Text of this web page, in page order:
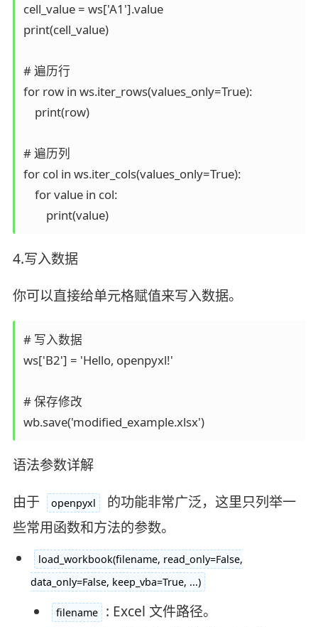
cell_value = ws['A1'].value
print(cell_value)
# 遍历行
for row in ws.iter_rows(values_only=True):
    print(row)
# 遍历列
for col in ws.iter_cols(values_only=True):
    for value in col:
        print(value)
4.写入数据
你可以直接给单元格赋值来写入数据。
# 写入数据
ws['B2'] = 'Hello, openpyxl!'
# 保存修改
wb.save('modified_example.xlsx')
语法参数详解
由于
openpyxl
的功能非常广泛，这里只列举一
些常用函数和方法的参数。
load_workbook(filename, read_only=False,
data_only=False, keep_vba=True, ...)
filename : Excel 文件路径。